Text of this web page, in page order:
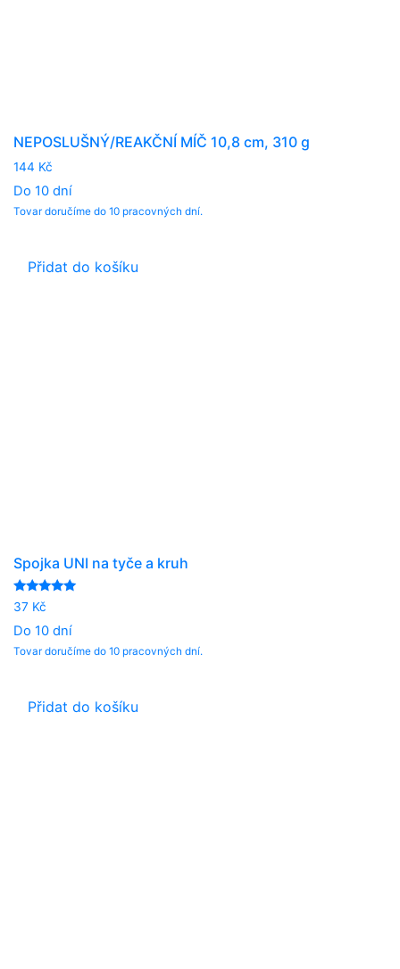
NEPOSLUŠNÝ/REAKČNÍ MÍČ 10,8 cm, 310 g
144 Kč
Do 10 dní
Tovar doručíme do 10 pracovných dní.
Přidat do košíku
Spojka UNI na tyče a kruh
Hodnocení
5.00
z 5
37 Kč
Do 10 dní
Tovar doručíme do 10 pracovných dní.
Přidat do košíku